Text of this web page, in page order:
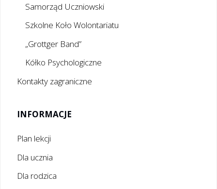
Samorząd Uczniowski
Szkolne Koło Wolontariatu
„Grottger Band”
Kółko Psychologiczne
Kontakty zagraniczne
INFORMACJE
Plan lekcji
Dla ucznia
Dla rodzica